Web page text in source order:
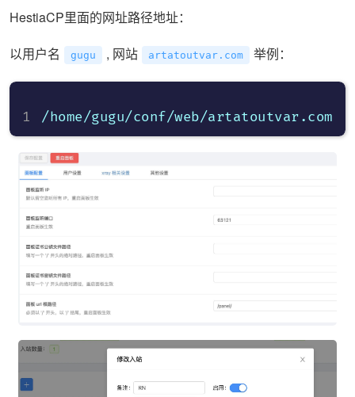
HestiaCP里面的网址路径地址：
以用户名
gugu , 网站 artatoutvar.com 举例：